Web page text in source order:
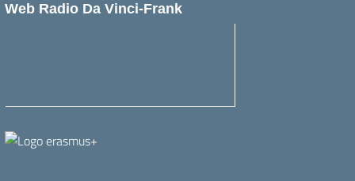
Web Radio Da Vinci-Frank